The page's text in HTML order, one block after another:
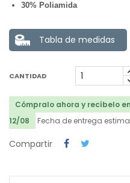
30% Poliamida
Tabla de medidas
CANTIDAD
Cómpralo ahora y recíbelo
12/08
Fecha de entrega
Compartir